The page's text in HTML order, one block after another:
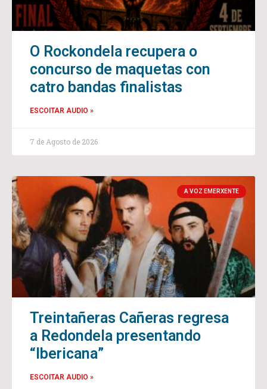
O Rockondela recupera o
concurso de maquetas con
catro bandas finalistas
ESCOITAR AUDIO »
7 de Agosto de 2026
A VOZ EMERXENTE
Treintañeras Cañeras regresa
a Redondela presentando
“Ibericana”
ESCOITAR AUDIO »